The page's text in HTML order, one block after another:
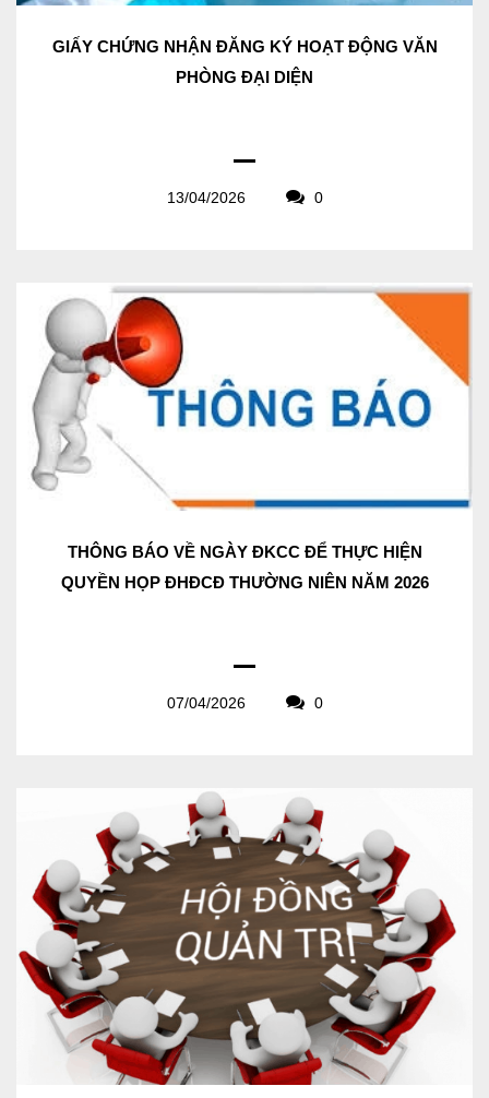
GIẤY CHỨNG NHẬN ĐĂNG KÝ HOẠT ĐỘNG VĂN
PHÒNG ĐẠI DIỆN
13/04/2026 0
THÔNG BÁO VỀ NGÀY ĐKCC ĐỂ THỰC HIỆN
QUYỀN HỌP ĐHĐCĐ THƯỜNG NIÊN NĂM 2026
07/04/2026 0